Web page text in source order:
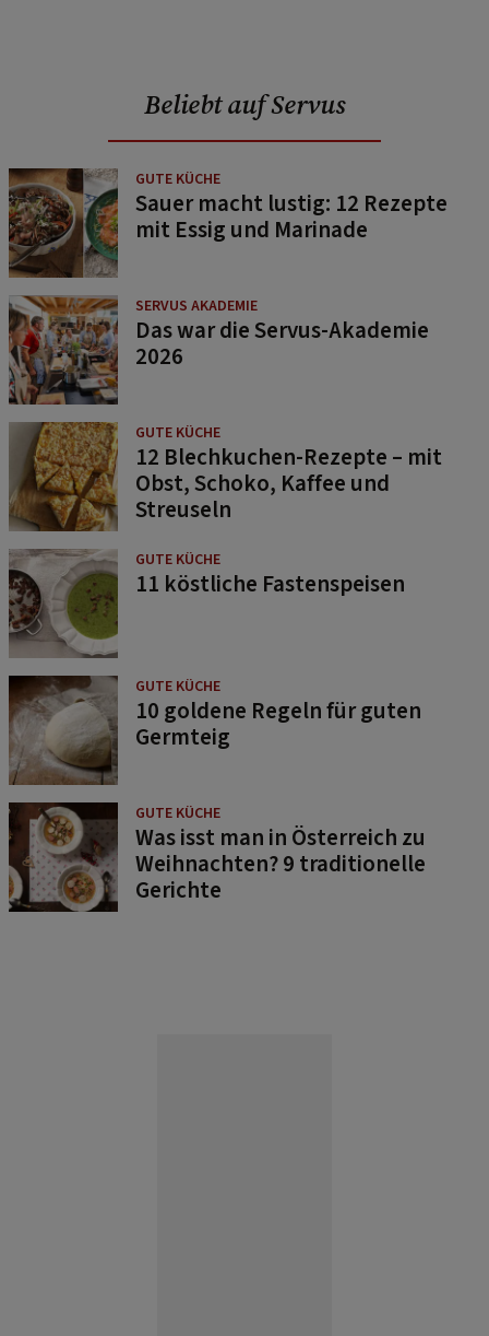
Beliebt auf Servus
GUTE KÜCHE
Sauer macht lustig: 12 Rezepte
mit Essig und Marinade
SERVUS AKADEMIE
Das war die Servus-Akademie
2026
GUTE KÜCHE
12 Blechkuchen-Rezepte – mit
Obst, Schoko, Kaffee und
Streuseln
GUTE KÜCHE
11 köstliche Fastenspeisen
GUTE KÜCHE
10 goldene Regeln für guten
Germteig
GUTE KÜCHE
Was isst man in Österreich zu
Weihnachten? 9 traditionelle
Gerichte